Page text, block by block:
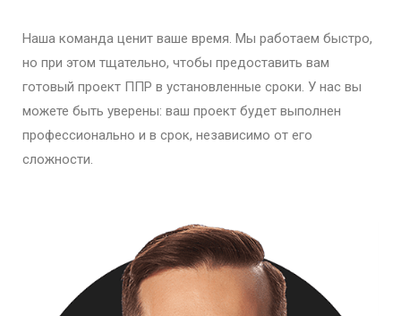
Наша команда ценит ваше время. Мы работаем быстро,
но при этом тщательно, чтобы предоставить вам
готовый проект ППР в установленные сроки. У нас вы
можете быть уверены: ваш проект будет выполнен
профессионально и в срок, независимо от его
сложности.